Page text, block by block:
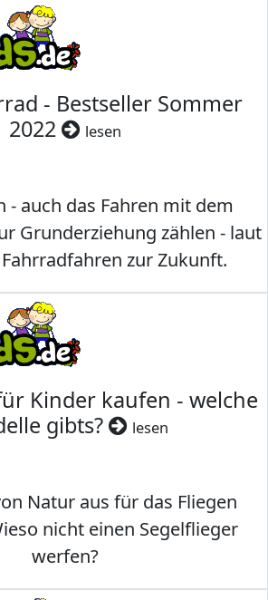
- Bestseller Sommer
2022
lesen
- auch das Fahren mit dem
Grunderziehung zählen - laut
zur Zukunft.
Kinder kaufen - welche
gibts?
lesen
Natur aus für das Fliegen
nicht einen Segelflieger
werfen?